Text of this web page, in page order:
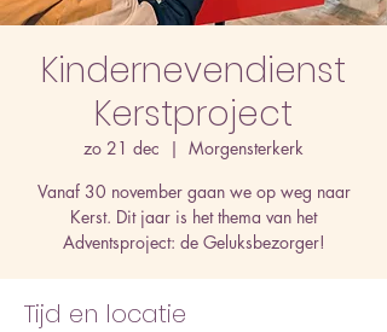
Kindernevendienst
Kerstproject
zo 21 dec
  |
Morgensterkerk
Vanaf 30 november gaan we op weg naar
Kerst. Dit jaar is het thema van het
Adventsproject: de Geluksbezorger!
Tijd en locatie